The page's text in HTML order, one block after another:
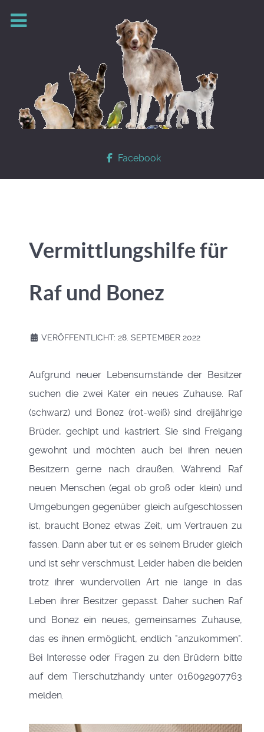
Facebook
Vermittlungshilfe für
Raf und Bonez
VERÖFFENTLICHT: 28. SEPTEMBER 2022
Aufgrund neuer Lebensumstände der Besitzer
suchen die zwei Kater ein neues Zuhause. Raf
(schwarz) und Bonez (rot-weiß) sind dreijährige
Brüder, gechipt und kastriert. Sie sind Freigang
gewohnt und möchten auch bei ihren neuen
Besitzern gerne nach draußen.Während Raf
neuen Menschen (egal ob groß oder klein) und
Umgebungen gegenüber gleich aufgeschlossen
ist, braucht Bonez etwas Zeit, um Vertrauen zu
fassen. Dann aber tut er es seinem Bruder gleich
und ist sehr verschmust. Leider haben die beiden
trotz ihrer wundervollen Art nie lange in das
Leben ihrer Besitzer gepasst. Daher suchen Raf
und Bonez ein neues, gemeinsames Zuhause,
das es ihnen ermöglicht, endlich "anzukommen".
Bei Interesse oder Fragen zu den Brüdern bitte
auf dem Tierschutzhandy unter 016092907763
melden.